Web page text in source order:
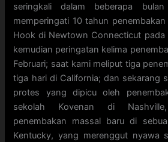
seringkali dalam beberapa
memperingati 10 tahun
Hook di Newtown Connecticut pada
kemudian peringatan kelima
Februari; saat kami meliput tiga
tiga hari di California; dan sekarang
protes yang dipicu oleh
sekolah Kovenan di
penembakan massal baru di
Kentucky, yang merenggut nyawa